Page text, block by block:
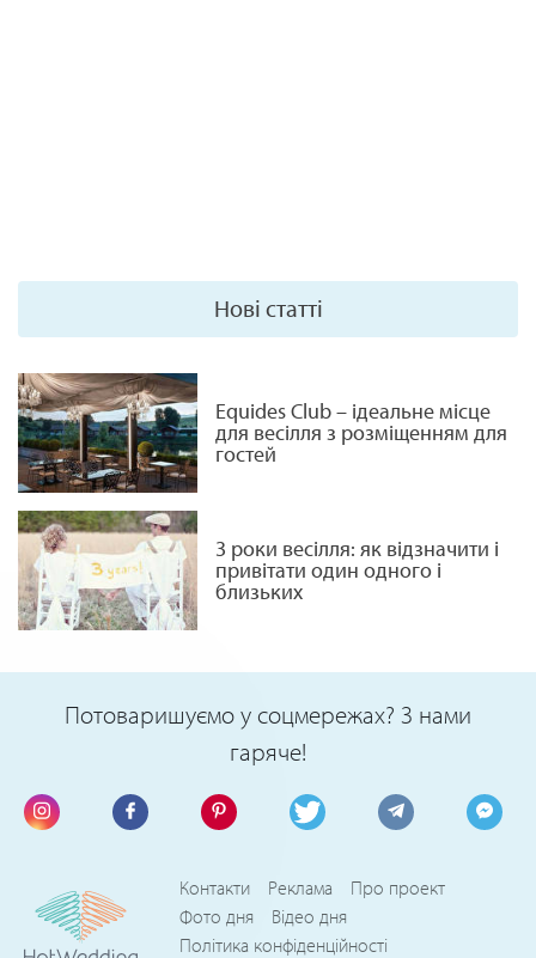
Нові статті
Equides Club – ідеальне місце
для весілля з розміщенням для
гостей
3 роки весілля: як відзначити і
привітати один одного і
близьких
Потоваришуємо у соцмережах? З нами
гаряче!
Контакти Реклама
Про проект
Фото дня
Відео дня
Політика конфіденційності